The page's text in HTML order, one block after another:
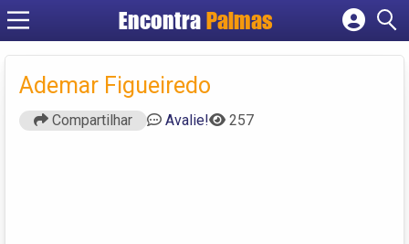
Encontra Palmas
Cadastrar empresa
Criar conta
Ademar Figueiredo
Compartilhar Avalie! 257